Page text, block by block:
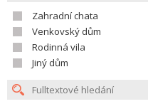
Zahradní chata
Venkovský dům
Rodinná vila
Jiný dům